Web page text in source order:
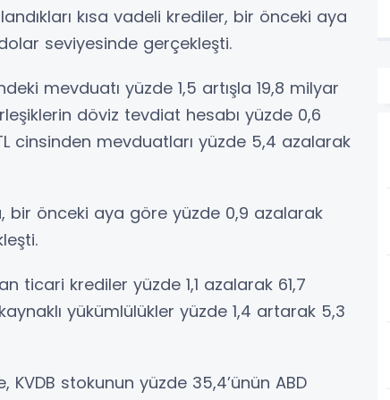
kısa vadeli krediler, bir önceki aya
seviyesinde gerçekleşti.
mevduatı yüzde 1,5 artışla 19,8 milyar
döviz tevdiat hesabı yüzde 0,6
cinsinden mevduatları yüzde 5,4 azalarak
bir önceki aya göre yüzde 0,9 azalarak
ticari krediler yüzde 1,1 azalarak 61,7
yükümlülükler yüzde 1,4 artarak 5,3
stokunun yüzde 35,4’ünün ABD